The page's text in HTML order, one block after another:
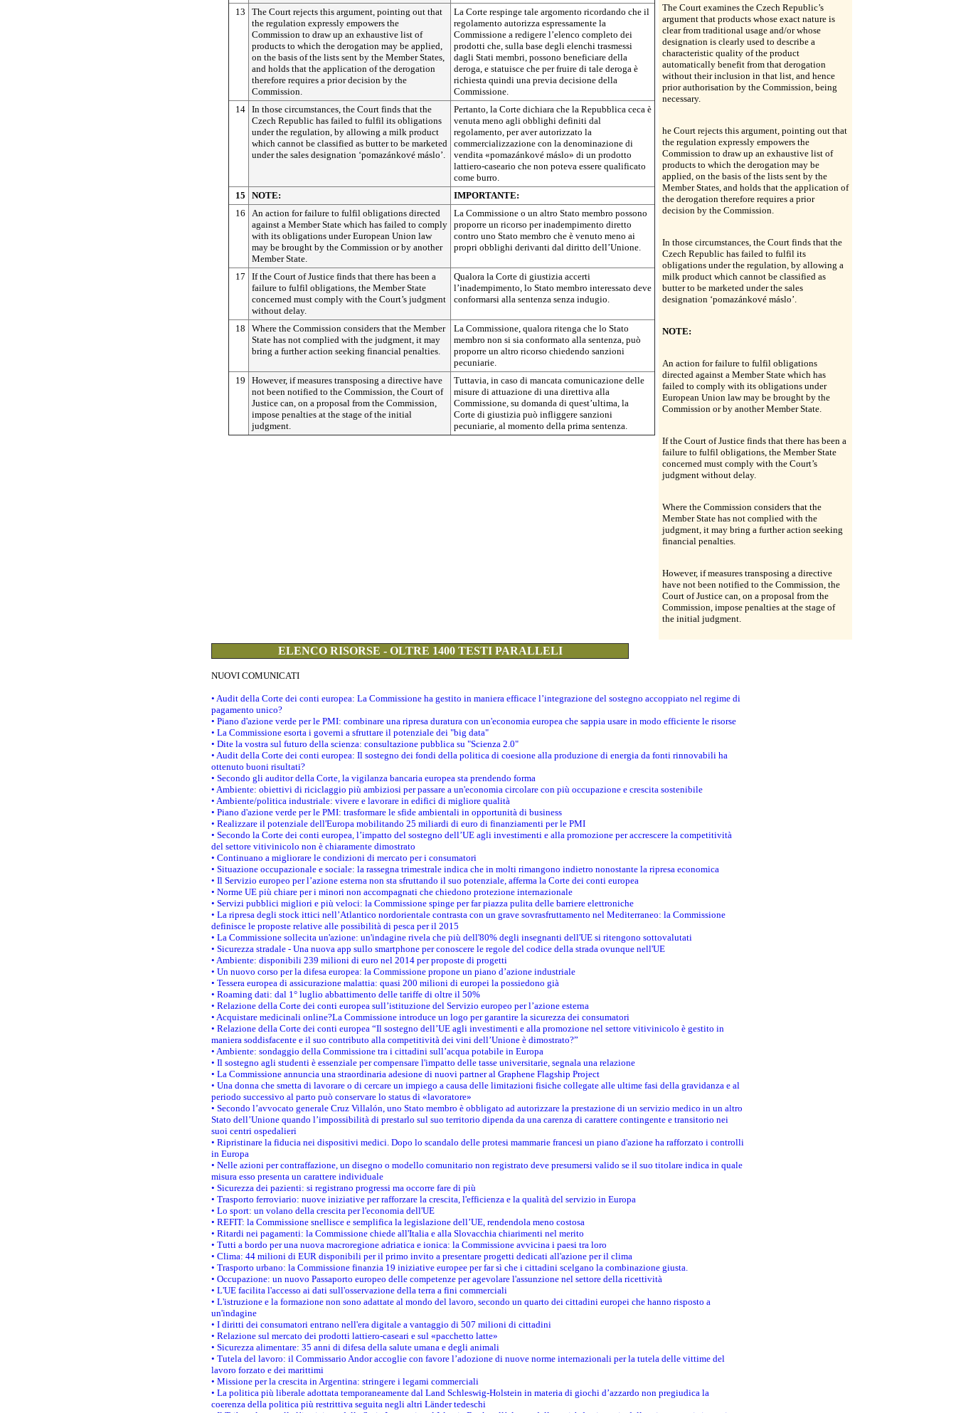
13
The Court rejects this argument, pointing out that
the regulation expressly empowers the
Commission to draw up an exhaustive list of
products to which the derogation may be applied,
on the basis of the lists sent by the Member States,
and holds that the application of the derogation
therefore requires a prior decision by the
Commission.
La Corte respinge tale argomento ricordando che il
regolamento autorizza espressamente la
Commissione a redigere l’elenco completo dei
prodotti che, sulla base degli elenchi trasmessi
dagli Stati membri, possono beneficiare della
deroga, e statuisce che per fruire di tale deroga è
richiesta quindi una previa decisione della
Commissione.
14 In those circumstances, the Court finds that the
Czech Republic has failed to fulfil its obligations
under the regulation, by allowing a milk product
which cannot be classified as butter to be marketed
under the sales designation ‘pomazánkové máslo’.
Pertanto, la Corte dichiara che la Repubblica ceca è
venuta meno agli obblighi definiti dal
regolamento, per aver autorizzato la
commercializzazione con la denominazione di
vendita «pomazánkové máslo» di un prodotto
lattiero-caseario che non poteva essere qualificato
come burro.
15
NOTE:
IMPORTANTE:
16
An action for failure to fulfil obligations directed
against a Member State which has failed to comply
with its obligations under European Union law
may be brought by the Commission or by another
Member State.
La Commissione o un altro Stato membro possono
proporre un ricorso per inadempimento diretto
contro uno Stato membro che è venuto meno ai
propri obblighi derivanti dal diritto dell’Unione.
17
If the Court of Justice finds that there has been a
failure to fulfil obligations, the Member State
concerned must comply with the Court’s judgment
without delay.
Qualora la Corte di giustizia accerti
l’inadempimento, lo Stato membro interessato deve
conformarsi alla sentenza senza indugio.
18
Where the Commission considers that the Member
State has not complied with the judgment, it may
bring a further action seeking financial penalties.
La Commissione, qualora ritenga che lo Stato
membro non si sia conformato alla sentenza, può
proporre un altro ricorso chiedendo sanzioni
pecuniarie.
19
However, if measures transposing a directive have
not been notified to the Commission, the Court of
Justice can, on a proposal from the Commission,
impose penalties at the stage of the initial
judgment.
Tuttavia, in caso di mancata comunicazione delle
misure di attuazione di una direttiva alla
Commissione, su domanda di quest’ultima, la
Corte di giustizia può infliggere sanzioni
pecuniarie, al momento della prima sentenza.
The Court examines the Czech Republic’s
argument that products whose exact nature is
clear from traditional usage and/or whose
designation is clearly used to describe a
characteristic quality of the product
automatically benefit from that derogation
without their inclusion in that list, and hence
prior authorisation by the Commission, being
necessary.
he Court rejects this argument, pointing out that
the regulation expressly empowers the
Commission to draw up an exhaustive list of
products to which the derogation may be
applied, on the basis of the lists sent by the
Member States, and holds that the application of
the derogation therefore requires a prior
decision by the Commission.
In those circumstances, the Court finds that the
Czech Republic has failed to fulfil its
obligations under the regulation, by allowing a
milk product which cannot be classified as
butter to be marketed under the sales
designation ‘pomazánkové máslo’.
NOTE:
An action for failure to fulfil obligations
directed against a Member State which has
failed to comply with its obligations under
European Union law may be brought by the
Commission or by another Member State.
If the Court of Justice finds that there has been a
failure to fulfil obligations, the Member State
concerned must comply with the Court’s
judgment without delay.
Where the Commission considers that the
Member State has not complied with the
judgment, it may bring a further action seeking
financial penalties.
However, if measures transposing a directive
have not been notified to the Commission, the
Court of Justice can, on a proposal from the
Commission, impose penalties at the stage of
the initial judgment.
ELENCO RISORSE - OLTRE 1400 TESTI PARALLELI
NUOVI COMUNICATI
• Audit della Corte dei conti europea: La Commissione ha gestito in maniera efficace l’integrazione del sostegno accoppiato nel regime di
pagamento unico?
• Piano d'azione verde per le PMI: combinare una ripresa duratura con un'economia europea che sappia usare in modo efficiente le risorse
• La Commissione esorta i governi a sfruttare il potenziale dei "big data"
• Dite la vostra sul futuro della scienza: consultazione pubblica su "Scienza 2.0"
• Audit della Corte dei conti europea: Il sostegno dei fondi della politica di coesione alla produzione di energia da fonti rinnovabili ha
ottenuto buoni risultati?
• Secondo gli auditor della Corte, la vigilanza bancaria europea sta prendendo forma
• Ambiente: obiettivi di riciclaggio più ambiziosi per passare a un'economia circolare con più occupazione e crescita sostenibile
• Ambiente/politica industriale: vivere e lavorare in edifici di migliore qualità
• Piano d'azione verde per le PMI: trasformare le sfide ambientali in opportunità di business
• Realizzare il potenziale dell'Europa mobilitando 25 miliardi di euro di finanziamenti per le PMI
• Secondo la Corte dei conti europea, l’impatto del sostegno dell’UE agli investimenti e alla promozione per accrescere la competitività
del settore vitivinicolo non è chiaramente dimostrato
• Continuano a migliorare le condizioni di mercato per i consumatori
• Situazione occupazionale e sociale: la rassegna trimestrale indica che in molti rimangono indietro nonostante la ripresa economica
• Il Servizio europeo per l’azione esterna non sta sfruttando il suo potenziale, afferma la Corte dei conti europea
• Norme UE più chiare per i minori non accompagnati che chiedono protezione internazionale
• Servizi pubblici migliori e più veloci: la Commissione spinge per far piazza pulita delle barriere elettroniche
• La ripresa degli stock ittici nell’Atlantico nordorientale contrasta con un grave sovrasfruttamento nel Mediterraneo: la Commissione
definisce le proposte relative alle possibilità di pesca per il 2015
• La Commissione sollecita un'azione: un'indagine rivela che più dell'80% degli insegnanti dell'UE si ritengono sottovalutati
• Sicurezza stradale - Una nuova app sullo smartphone per conoscere le regole del codice della strada ovunque nell'UE
• Ambiente: disponibili 239 milioni di euro nel 2014 per proposte di progetti
• Un nuovo corso per la difesa europea: la Commissione propone un piano d’azione industriale
• Tessera europea di assicurazione malattia: quasi 200 milioni di europei la possiedono già
• Roaming dati: dal 1° luglio abbattimento delle tariffe di oltre il 50%
• Relazione della Corte dei conti europea sull’istituzione del Servizio europeo per l’azione esterna
• Acquistare medicinali online?La Commissione introduce un logo per garantire la sicurezza dei consumatori
• Relazione della Corte dei conti europea “Il sostegno dell’UE agli investimenti e alla promozione nel settore vitivinicolo è gestito in
maniera soddisfacente e il suo contributo alla competitività dei vini dell’Unione è dimostrato?”
• Ambiente: sondaggio della Commissione tra i cittadini sull’acqua potabile in Europa
• Il sostegno agli studenti è essenziale per compensare l'impatto delle tasse universitarie, segnala una relazione
• La Commissione annuncia una straordinaria adesione di nuovi partner al Graphene Flagship Project
• Una donna che smetta di lavorare o di cercare un impiego a causa delle limitazioni fisiche collegate alle ultime fasi della gravidanza e al
periodo successivo al parto può conservare lo status di «lavoratore»
• Secondo l’avvocato generale Cruz Villalón, uno Stato membro è obbligato ad autorizzare la prestazione di un servizio medico in un altro
Stato dell’Unione quando l’impossibilità di prestarlo sul suo territorio dipenda da una carenza di carattere contingente e transitorio nei
suoi centri ospedalieri
• Ripristinare la fiducia nei dispositivi medici. Dopo lo scandalo delle protesi mammarie francesi un piano d'azione ha rafforzato i controlli
in Europa
• Nelle azioni per contraffazione, un disegno o modello comunitario non registrato deve presumersi valido se il suo titolare indica in quale
misura esso presenta un carattere individuale
• Sicurezza dei pazienti: si registrano progressi ma occorre fare di più
• Trasporto ferroviario: nuove iniziative per rafforzare la crescita, l'efficienza e la qualità del servizio in Europa
• Lo sport: un volano della crescita per l'economia dell'UE
• REFIT: la Commissione snellisce e semplifica la legislazione dell’UE, rendendola meno costosa
• Ritardi nei pagamenti: la Commissione chiede all'Italia e alla Slovacchia chiarimenti nel merito
• Tutti a bordo per una nuova macroregione adriatica e ionica: la Commissione avvicina i paesi tra loro
• Clima: 44 milioni di EUR disponibili per il primo invito a presentare progetti dedicati all'azione per il clima
• Trasporto urbano: la Commissione finanzia 19 iniziative europee per far sì che i cittadini scelgano la combinazione giusta.
• Occupazione: un nuovo Passaporto europeo delle competenze per agevolare l'assunzione nel settore della ricettività
• L'UE facilita l'accesso ai dati sull'osservazione della terra a fini commerciali
• L'istruzione e la formazione non sono adattate al mondo del lavoro, secondo un quarto dei cittadini europei che hanno risposto a
un'indagine
• I diritti dei consumatori entrano nell'era digitale a vantaggio di 507 milioni di cittadini
• Relazione sul mercato dei prodotti lattiero-caseari e sul «pacchetto latte»
• Sicurezza alimentare: 35 anni di difesa della salute umana e degli animali
• Tutela del lavoro: il Commissario Andor accoglie con favore l’adozione di nuove norme internazionali per la tutela delle vittime del
lavoro forzato e dei marittimi
• Missione per la crescita in Argentina: stringere i legami commerciali
• La politica più liberale adottata temporaneamente dal Land Schleswig-Holstein in materia di giochi d’azzardo non pregiudica la
coerenza della politica più restrittiva seguita negli altri Länder tedeschi